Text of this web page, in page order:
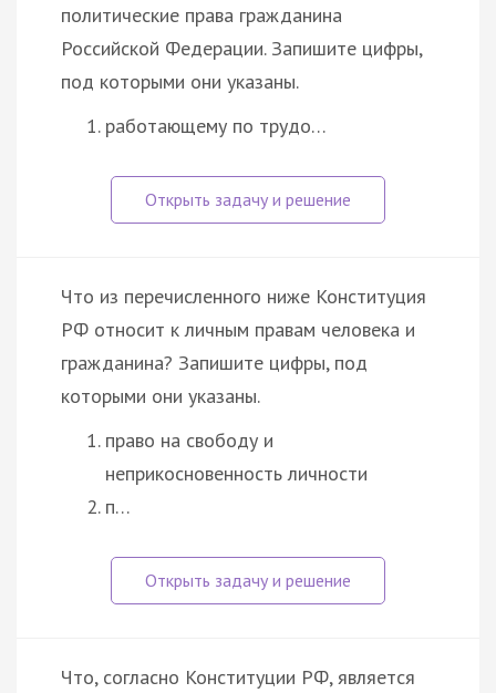
политические права гражданина
Российской Федерации. Запишите цифры,
под которыми они указаны.
работающему по трудо…
Что из перечисленного ниже Конституция
РФ относит к личным правам человека и
гражданина? Запишите цифры, под
которыми они указаны.
право на свободу и
неприкосновенность личности
п…
Что, согласно Конституции РФ, является